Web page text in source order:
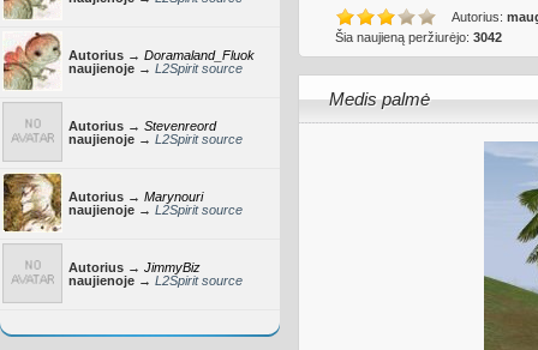
Autorius → Doramaland_Fluok
naujienoje → L2Spirit source
Autorius → Stevenreord
naujienoje → L2Spirit source
Autorius → Marynouri
naujienoje → L2Spirit source
Autorius → JimmyBiz
naujienoje → L2Spirit source
Autorius:
Šia naujieną peržiurėjo: 3042
Medis palmė